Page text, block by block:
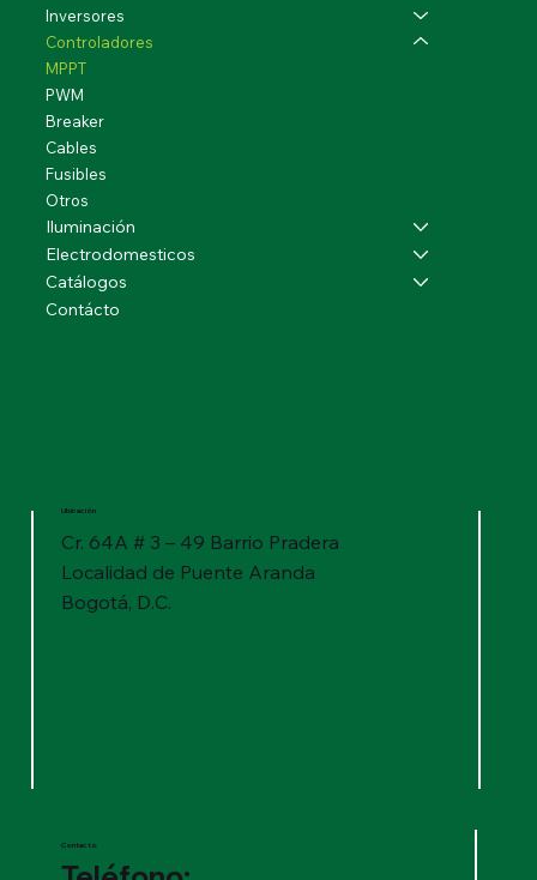
Ubicación
Cr. 64A # 3 – 49 Barrio Pradera
Localidad de Puente Aranda
Bogotá, D.C.
Inversores
Controladores
MPPT
PWM
Breaker
Cables
Fusibles
Otros
Iluminación
Electrodomesticos
Catálogos
Contácto
Contacto